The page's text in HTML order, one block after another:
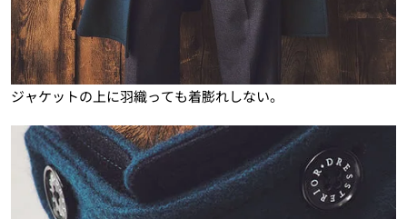
ジャケットの上に羽織っても着膨れしない。